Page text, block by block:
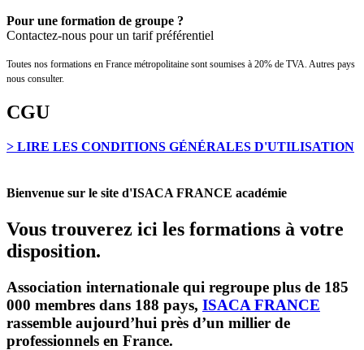
Pour une formation de groupe ?
Contactez-nous pour un tarif préférentiel
Toutes nos formations en France métropolitaine sont soumises à 20% de TVA. Autres pays
nous consulter.
CGU
> LIRE LES CONDITIONS GÉNÉRALES D'UTILISATION
Bienvenue sur le site d'ISACA FRANCE académie
Vous trouverez ici les formations à votre
disposition.
Association internationale qui regroupe plus de 185
000 membres dans 188 pays, ISACA FRANCE
rassemble aujourd’hui près d’un millier de
professionnels en France.